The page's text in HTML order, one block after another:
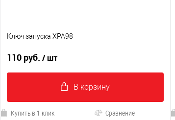
Ключ запуска XPA98
110 руб. / шт
В корзину
Купить в 1 клик Сравнение